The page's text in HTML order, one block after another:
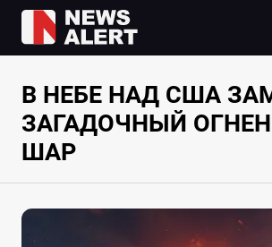
В НЕБЕ НАД США
ЗАГАДОЧНЫЙ
ШАР